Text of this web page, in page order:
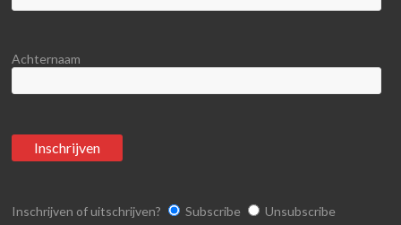
Achternaam
Inschrijven of uitschrijven? Subscribe Unsubscribe